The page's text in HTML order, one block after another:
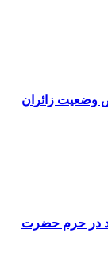
وضعیت زائران
در حرم حضرت